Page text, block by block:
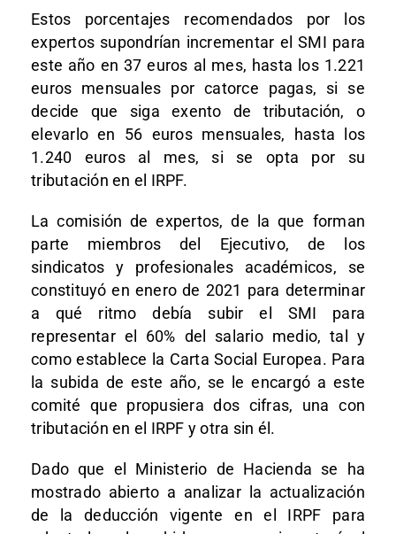
Estos porcentajes recomendados por los
expertos supondrían incrementar el SMI para
este año en 37 euros al mes, hasta los 1.221
euros mensuales por catorce pagas, si se
decide que siga exento de tributación, o
elevarlo en 56 euros mensuales, hasta los
1.240 euros al mes, si se opta por su
tributación en el IRPF.
La comisión de expertos, de la que forman
parte miembros del Ejecutivo, de los
sindicatos y profesionales académicos, se
constituyó en enero de 2021 para determinar
a qué ritmo debía subir el SMI para
representar el 60% del salario medio, tal y
como establece la Carta Social Europea. Para
la subida de este año, se le encargó a este
comité que propusiera dos cifras, una con
tributación en el IRPF y otra sin él.
Dado que el Ministerio de Hacienda se ha
mostrado abierto a analizar la actualización
de la deducción vigente en el IRPF para